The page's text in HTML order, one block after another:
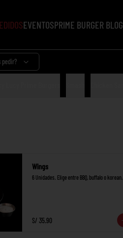
EVENTOSPRIME BURGER BLOG
pedir?
Wings
6 Unidades. Elige entre BBQ, buffalo o korean.
S/ 35.90